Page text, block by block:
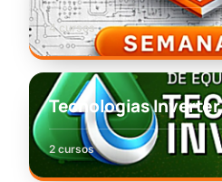
4 cursos
Tecnologias Inverter
2 cursos